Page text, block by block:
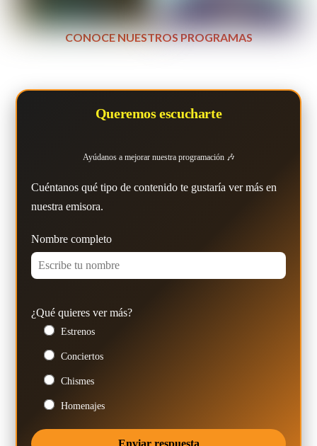
CONOCE NUESTROS PROGRAMAS
Queremos escucharte
Ayúdanos a mejorar nuestra programación 🎶
Cuéntanos qué tipo de contenido te gustaría ver más en
nuestra emisora.
Nombre completo
¿Qué quieres ver más?
Estrenos
Conciertos
Chismes
Homenajes